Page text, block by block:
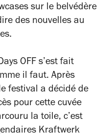
sur le belvédère
des nouvelles au
OFF s’est fait
il faut. Après
festival a décidé de
pour cette cuvée
la toile, c’est
Kraftwerk